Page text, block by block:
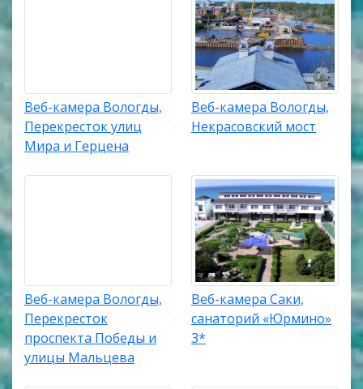
Веб-камера Вологды,
Перекресток улиц
Мира и Герцена
Веб-камера Вологды,
Некрасовский мост
Веб-камера Вологды,
Перекресток
проспекта Победы и
улицы Мальцева
Веб-камера Саки,
санаторий «Юрмино»
3*